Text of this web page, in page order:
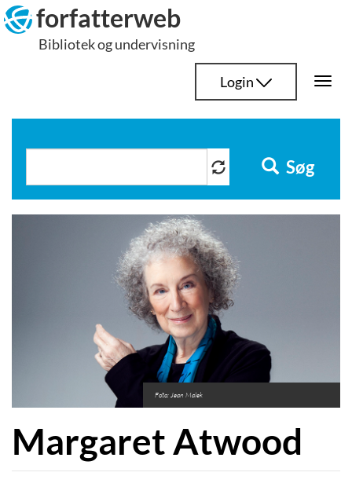
Hop
til
indhold
forfatterweb
Bibliotek og undervisning
Login
Søg
Foto: Jean Malek
Margaret Atwood